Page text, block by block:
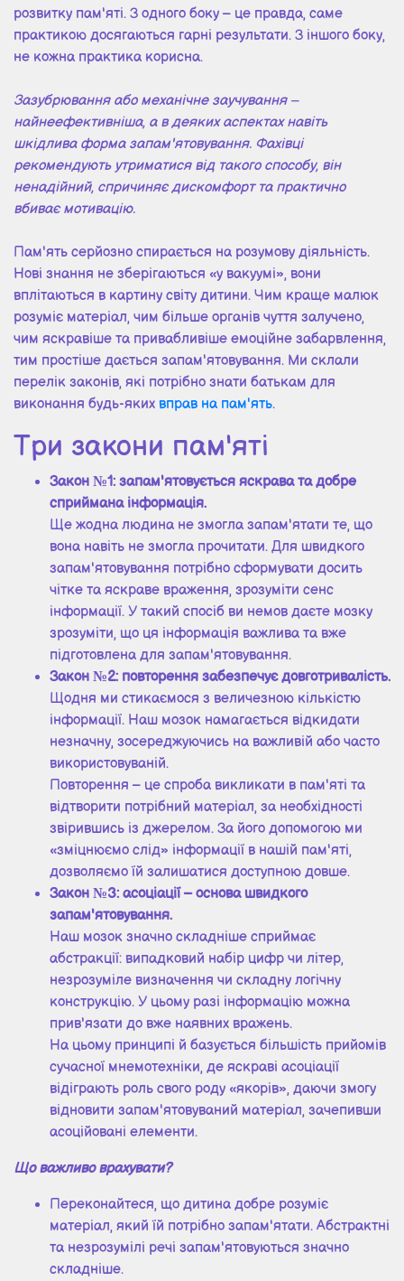
розвитку пам'яті. З одного боку – це правда, саме
практикою досягаються гарні результати. З іншого боку,
не кожна практика корисна.
Зазубрювання або механічне заучування –
найнеефективніша, а в деяких аспектах навіть
шкідлива форма запам'ятовування. Фахівці
рекомендують утриматися від такого способу, він
ненадійний, спричиняє дискомфорт та практично
вбиває мотивацію.
Пам'ять серйозно спирається на розумову діяльність.
Нові знання не зберігаються «у вакуумі», вони
вплітаються в картину світу дитини. Чим краще малюк
розуміє матеріал, чим більше органів чуття залучено,
чим яскравіше та привабливіше емоційне забарвлення,
тим простіше дається запам'ятовування. Ми склали
перелік законів, які потрібно знати батькам для
виконання будь-яких вправ на пам'ять.
Три закони пам'яті
Закон №1: запам'ятовується яскрава та добре
сприймана інформація.
Ще жодна людина не змогла запам'ятати те, що
вона навіть не змогла прочитати. Для швидкого
запам'ятовування потрібно сформувати досить
чітке та яскраве враження, зрозуміти сенс
інформації. У такий спосіб ви немов даєте мозку
зрозуміти, що ця інформація важлива та вже
підготовлена для запам'ятовування.
Закон №2: повторення забезпечує довготривалість.
Щодня ми стикаємося з величезною кількістю
інформації. Наш мозок намагається відкидати
незначну, зосереджуючись на важливій або часто
використовуваній.
Повторення – це спроба викликати в пам'яті та
відтворити потрібний матеріал, за необхідності
звірившись із джерелом. За його допомогою ми
«зміцнюємо слід» інформації в нашій пам'яті,
дозволяємо їй залишатися доступною довше.
Закон №3: асоціації – основа швидкого
запам'ятовування.
Наш мозок значно складніше сприймає
абстракції: випадковий набір цифр чи літер,
незрозуміле визначення чи складну логічну
конструкцію. У цьому разі інформацію можна
прив'язати до вже наявних вражень.
На цьому принципі й базується більшість прийомів
сучасної мнемотехніки, де яскраві асоціації
відіграють роль свого роду «якорів», даючи змогу
відновити запам'ятовуваний матеріал, зачепивши
асоційовані елементи.
Що важливо врахувати?
Переконайтеся, що дитина добре розуміє
матеріал, який їй потрібно запам'ятати. Абстрактні
та незрозумілі речі запам'ятовуються значно
складніше.